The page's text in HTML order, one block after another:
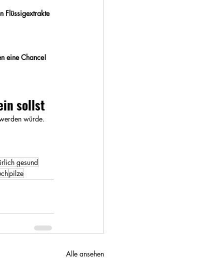
Flüssigextrakte
eine Chance!
sollst
würde.
gesund
pilze
Alle ansehen